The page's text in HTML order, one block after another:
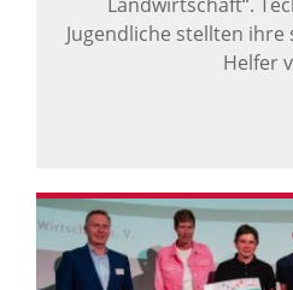
Jugendliche stellten
Helfer